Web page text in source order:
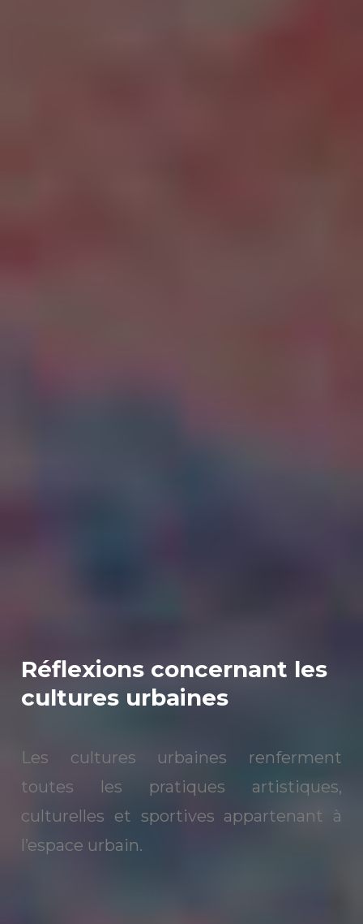
Réflexions concernant les
cultures urbaines
Les cultures urbaines renferment
toutes les pratiques artistiques,
culturelles et sportives appartenant à
l’espace urbain.